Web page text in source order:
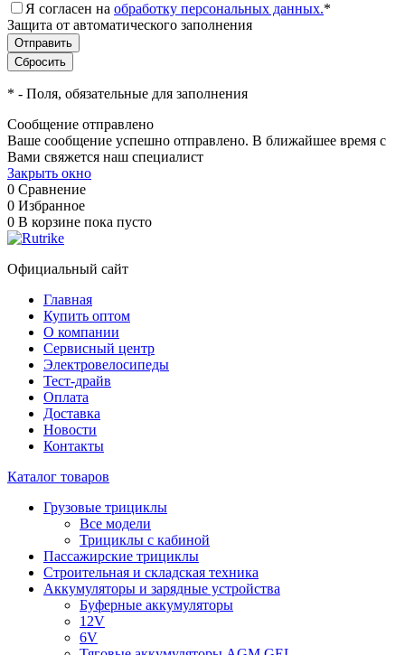
Я согласен на обработку персональных данных.*
Защита от автоматического заполнения
* - Поля, обязательные для заполнения
Сообщение отправлено
Ваше сообщение успешно отправлено. В ближайшее время с
Вами свяжется наш специалист
Закрыть окно
0 Сравнение
0 Избранное
0 В корзине пока пусто
Официальный сайт
Главная
Купить оптом
О компании
Сервисный центр
Электровелосипеды
Тест-драйв
Оплата
Доставка
Новости
Контакты
Каталог товаров
Грузовые трициклы
Все модели
Трициклы с кабиной
Пассажирские трициклы
Строительная и складская техника
Аккумуляторы и зарядные устройства
Буферные аккумуляторы
12V
6V